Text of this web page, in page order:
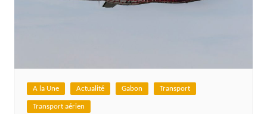
A la Une Actualité Gabon Transport
Transport aérien